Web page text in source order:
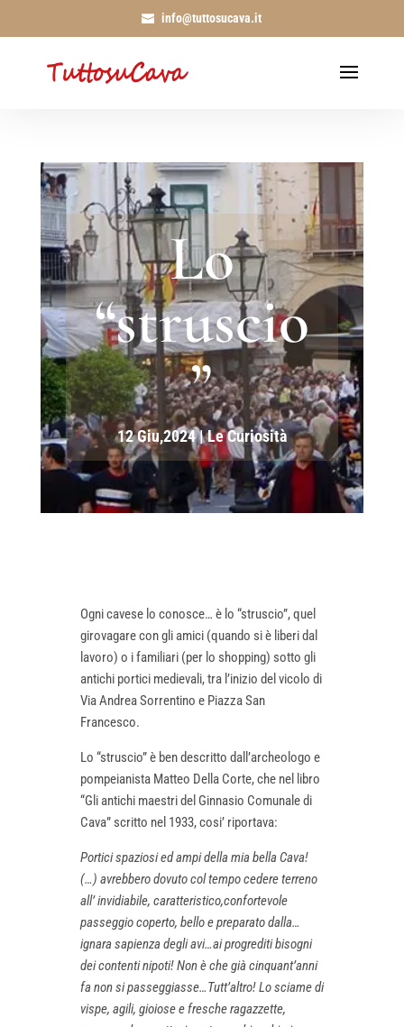
info@tuttosucava.it
Lo
“struscio
”
12 Giu,2024|Le Curiosità
Ogni cavese lo conosce… è lo “struscio”, quel
girovagare con gli amici (quando si è liberi dal
lavoro) o i familiari (per lo shopping) sotto gli
antichi portici medievali, tra l’inizio del vicolo di
Via Andrea Sorrentino e Piazza San
Francesco.
Lo “struscio” è ben descritto dall’archeologo e
pompeianista Matteo Della Corte, che nel libro
“Gli antichi maestri del Ginnasio Comunale di
Cava” scritto nel 1933, cosi’ riportava:
Portici spaziosi ed ampi della mia bella Cava!
(…) avrebbero dovuto col tempo cedere terreno
all’ invidiabile, caratteristico,confortevole
passeggio coperto, bello e preparato dalla…
ignara sapienza degli avi…ai progrediti bisogni
dei contenti nipoti! Non è che già cinquant’anni
fa non si passeggiasse…Tutt’altro! Lo sciame di
vispe, agili, gioiose e fresche ragazzette,